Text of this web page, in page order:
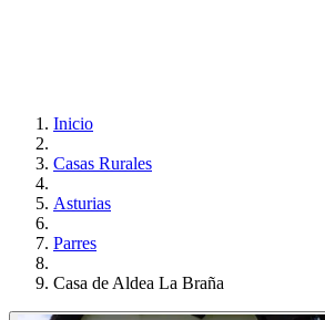
Inicio
Casas Rurales
Asturias
Parres
Casa de Aldea La Braña